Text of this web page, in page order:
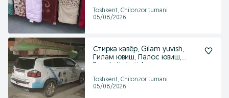
Toshkent, Chilonzor tumani
05/08/2026
Стирка кавёр, Gilam yuvish,
Гилам ювиш, Палос ювиш,
Toshkent, Chilonzor tumani
05/08/2026